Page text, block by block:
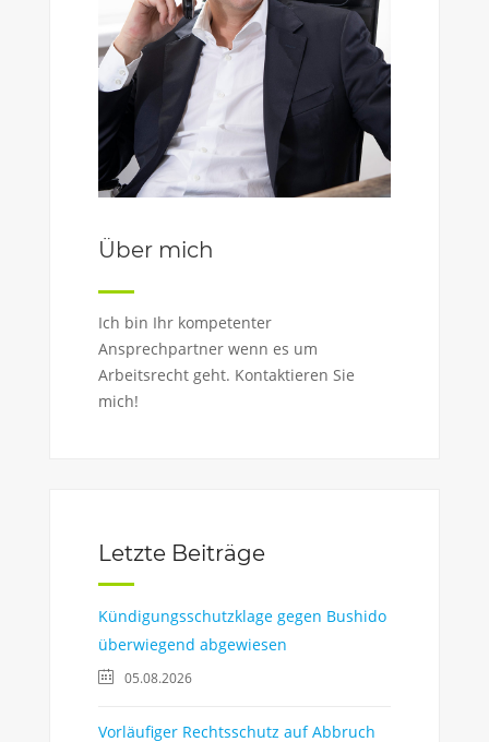
Über mich
Ich bin Ihr kompetenter
Ansprechpartner wenn es um
Arbeitsrecht geht. Kontaktieren Sie
mich!
Letzte Beiträge
Kündigungsschutzklage gegen Bushido
überwiegend abgewiesen
05.08.2026
Vorläufiger Rechtsschutz auf Abbruch